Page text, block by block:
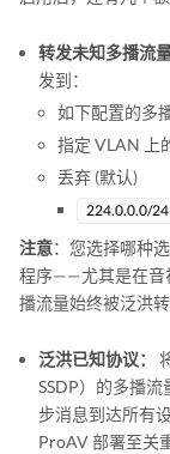
转发未知多播流量
发到：
如下配置的多
指定 VLAN 上
丢弃 (默认)
224.0.0.0/24
注意：您选择哪种
程序——尤其是在音
播流量始终被泛洪
泛洪已知协议：
SSDP）的多播
步消息到达所有
ProAV 部署至关